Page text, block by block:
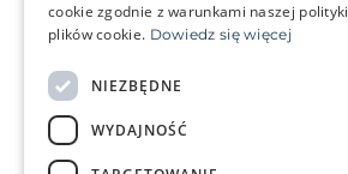
Strefa klienta
Słowniczek pojęć
Często zadawane pytania
Kontakt
Cennik
cookie zgodnie z warunkami naszej polityki
plików cookie. Dowiedz się więcej
NIEZBĘDNE
WYDAJNOŚĆ